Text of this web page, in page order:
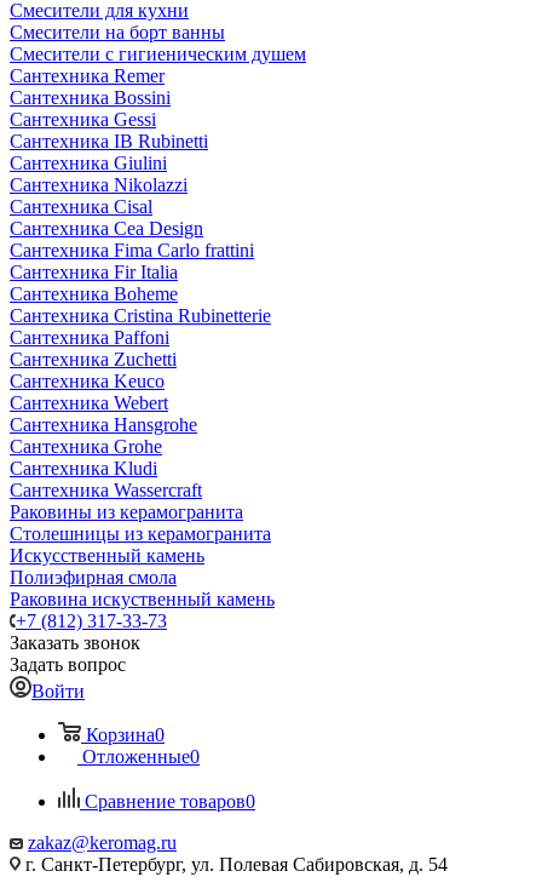
Смесители для кухни
Смесители на борт ванны
Смесители с гигиеническим душем
Сантехника Remer
Сантехника Bossini
Сантехника Gessi
Сантехника IB Rubinetti
Сантехника Giulini
Сантехника Nikolazzi
Сантехника Cisal
Сантехника Cea Design
Сантехника Fima Carlo frattini
Сантехника Fir Italia
Сантехника Boheme
Сантехника Cristina Rubinetterie
Сантехника Paffoni
Сантехника Zuchetti
Сантехника Keuco
Сантехника Webert
Сантехника Hansgrohe
Сантехника Grohe
Сантехника Kludi
Сантехника Wassercraft
Раковины из керамогранита
Столешницы из керамогранита
Искусственный камень
Полиэфирная смола
Раковина искуственный камень
+7 (812) 317-33-73
Заказать звонок
Задать вопрос
Войти
Корзина0
Отложенные0
Сравнение товаров0
zakaz@keromag.ru
г. Санкт-Петербург, ул. Полевая Сабировская, д. 54